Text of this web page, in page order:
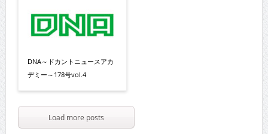
DNA～ドカントニュースアカ
デミー～178号vol.4
Load more posts